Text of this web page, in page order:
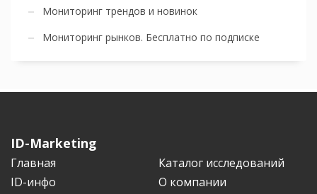
Мониторинг трендов и новинок
Мониторинг рынков. Бесплатно по подписке
ID-Marketing
Главная
Каталог исследований
ID-инфо
О компании